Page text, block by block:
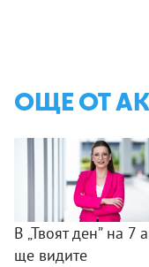
ОЩЕ ОТ
В „Твоят ден” на 7
ще видите